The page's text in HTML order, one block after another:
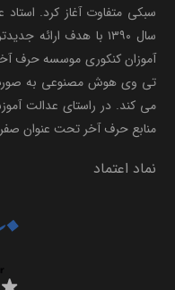
سبکی متفاوت آغاز کرد. استاد
سال ۱۳۹۰ با هدف
آموزان کنکوری موسسه حرف
تی وی هوش مصنوعی به صورت
منابع حرف آخر تحت عنوان صفر
نماد اعتماد